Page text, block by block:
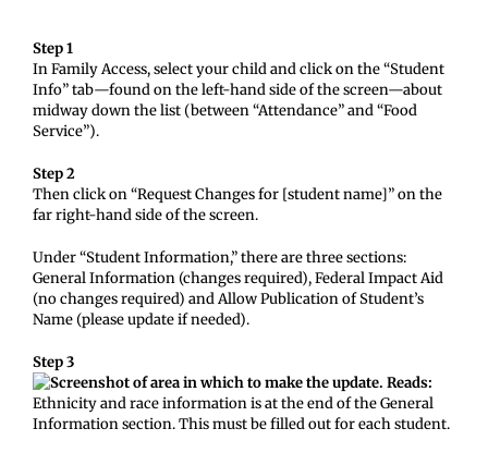
Step 1
In Family Access, select your child and click on the “Student
Info” tab—found on the left-hand side of the screen—about
midway down the list (between “Attendance” and “Food
Service”).
Step 2
Then click on “Request Changes for [student name]” on the
far right-hand side of the screen.
Under “Student Information,” there are three sections:
General Information (changes required), Federal Impact Aid
(no changes required) and Allow Publication of Student’s
Name (please update if needed).
Step 3
Ethnicity and race information is at the end of the General
Information section. This must be filled out for each student.